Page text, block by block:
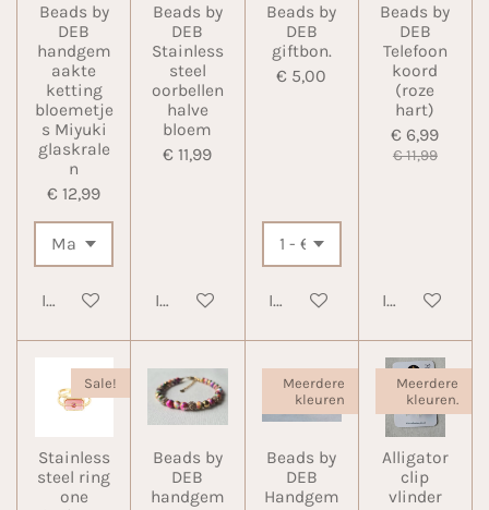
Beads by
DEB
handgem
aakte
ketting
bloemetje
s Miyuki
glaskrale
n
€ 12,99
In winkelwagen
Beads by
DEB
Stainless
steel
oorbellen
halve
bloem
€ 11,99
In winkelwagen
Beads by
DEB
giftbon.
€ 5,00
In winkelwagen
Beads by
DEB
Telefoon
koord
(roze
hart)
€ 6,99
€ 11,99
In
Sale!
Stainless
steel ring
one
Beads by
DEB
handgem
Meerdere
kleuren
Beads by
DEB
Handgem
Meerdere
kleuren.
Alligator
clip
vlinder